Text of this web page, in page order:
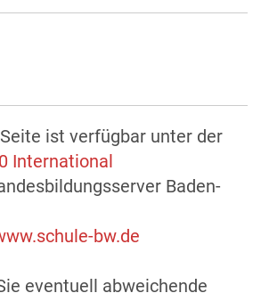
ist verfügbar unter der
International
Baden-
bw.de
eventuell abweichende